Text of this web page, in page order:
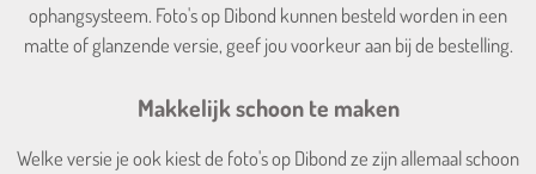
ophangsysteem. Foto's op Dibond kunnen besteld worden in een
matte of glanzende versie, geef jou voorkeur aan bij de bestelling.
Makkelijk schoon te maken
Welke versie je ook kiest de foto's op Dibond ze zijn allemaal schoon